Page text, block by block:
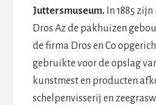
Juttersmuseum.In 1885 zijn
Dros Az de pakhuizen
de firma Dros en Co
gebruikte voor de opslag
kunstmest en producten
schelpenvisserij en